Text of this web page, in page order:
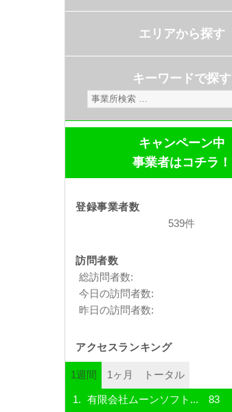
エリアから探す
キーワードで探す
検
索:
キャンペーン中
事業者はコチラ！
登録事業者数
539件
訪問者数
総訪問者数:
今日の訪問者数:
昨日の訪問者数:
アクセスランキング
1週間 1ヶ月 トータル
有限会社ムーンソフト... 83